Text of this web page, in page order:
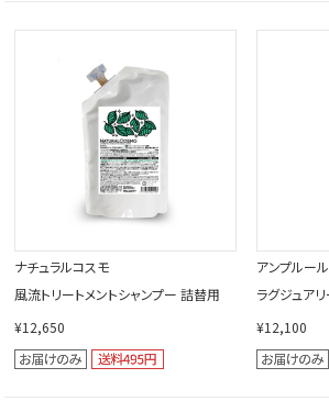
ナチュラルコスモ
風流トリートメントシャンプー 詰替用
¥12,650
アンプルール
ラグジュア
¥12,100